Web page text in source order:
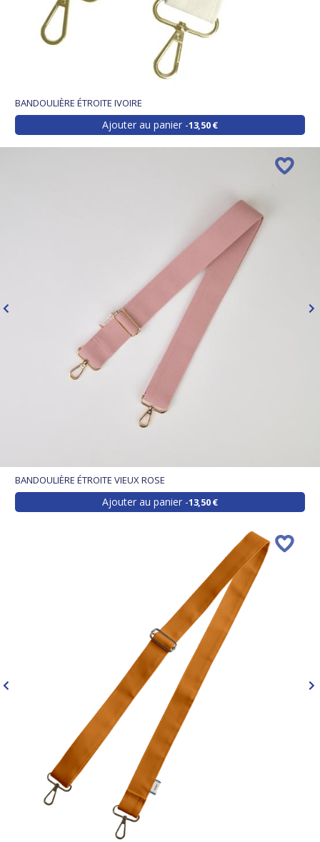
BANDOULIÈRE ÉTROITE IVOIRE
Ajouter au panier 13,50 €
BANDOULIÈRE ÉTROITE VIEUX ROSE
Ajouter au panier 13,50 €